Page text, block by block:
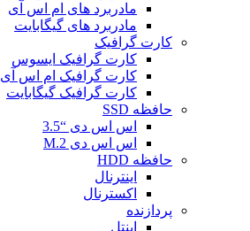
مادربرد های ام اس آی
مادربرد های گیگابایت
کارت گرافیک
کارت گرافیک ایسوس
کارت گرافیک ام اس آی
کارت گرافیک گیگابایت
حافظه SSD
اس اس دی “3.5
اس اس دی M.2
حافظه HDD
اینترنال
اکسترنال
پردازنده
اینتل